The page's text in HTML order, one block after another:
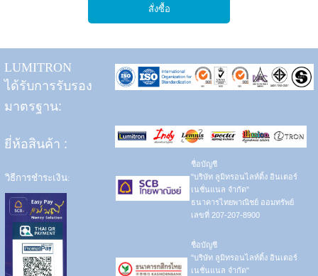
LUMITRON
ได้รับการรับรอง
มาตรฐาน:
ยี่ห้อสินค้า :
วิธีการชำระเงิน:
ชื่อบัญชี
"บริษัท ลูมิทรอนไลท์ติ้ง อินเตอร์
เนชั่นแนล จำกัด"
ธนาคารไทยพาณิชย์ ออมทรัพย์
เลขที่ 207-207-8900
ชื่อบัญชี
"บริษัท ลูมิทรอนไลท์ติ้ง อินเตอร์
เนชั่นแนล จำกัด"